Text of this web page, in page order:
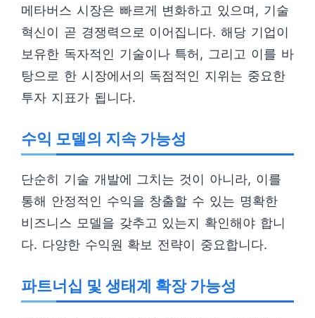
메타버스 시장은 빠르게 변화하고 있으며, 기술
혁신이 곧 경쟁력으로 이어집니다. 해당 기업이
보유한 독자적인 기술이나 특허, 그리고 이를 바
탕으로 한 시장에서의 독점적인 지위는 중요한
투자 지표가 됩니다.
수익 모델의 지속 가능성
단순히 기술 개발에 그치는 것이 아니라, 이를
통해 안정적인 수익을 창출할 수 있는 명확한
비즈니스 모델을 갖추고 있는지 확인해야 합니
다. 다양한 수익원 확보 전략이 중요합니다.
파트너십 및 생태계 확장 가능성